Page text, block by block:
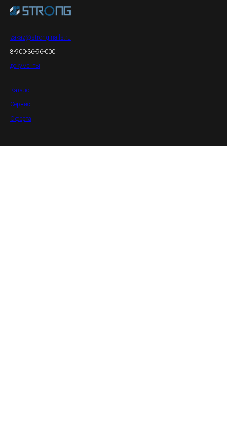
zakaz@strong-nails.ru
8-900-36-96-000
документы
Каталог
Сервис
Оферта